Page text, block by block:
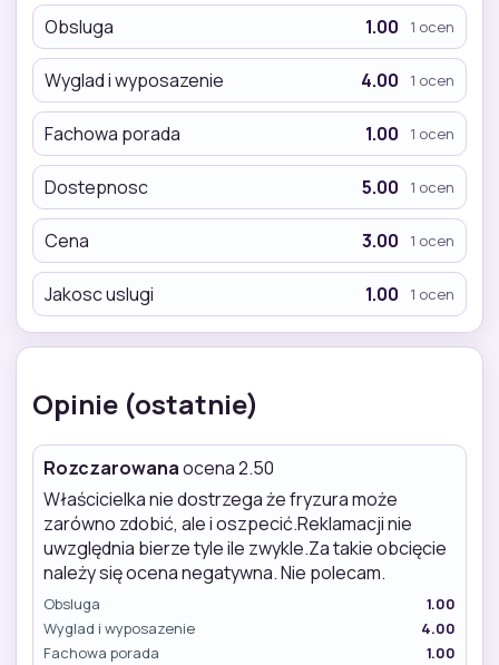
Obsluga 1.00 1 ocen
Wyglad i wyposazenie 4.00 1 ocen
Fachowa porada 1.00 1 ocen
Dostepnosc 5.00 1 ocen
Cena 3.00 1 ocen
Jakosc uslugi 1.00 1 ocen
Opinie (ostatnie)
Rozczarowanaocena 2.50
Właścicielka nie dostrzega że fryzura może
zarówno zdobić, ale i oszpecić.Reklamacji nie
uwzględnia bierze tyle ile zwykle.Za takie obcięcie
należy się ocena negatywna. Nie polecam.
Obsluga
1.00
Wyglad i wyposazenie
4.00
Fachowa porada
1.00